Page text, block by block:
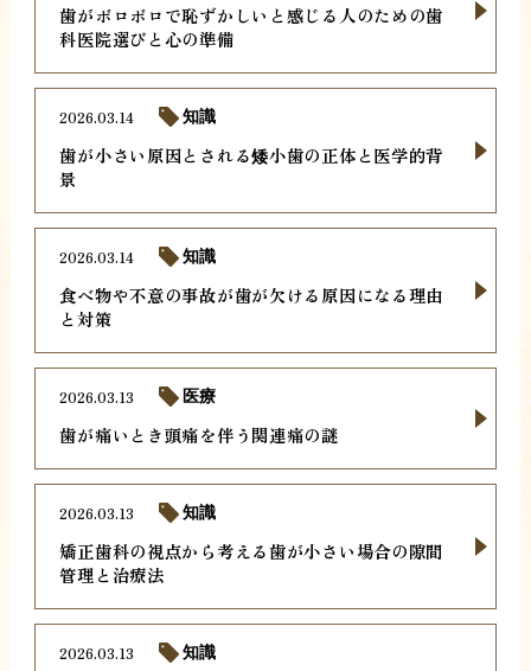
歯がボロボロで恥ずかしいと感じる人のための歯
科医院選びと心の準備
歯が小さい原因とされる矮小歯の正体と医学的背
景
2026.03.14 知識
食べ物や不意の事故が歯が欠ける原因になる理由
と対策
2026.03.14 知識
歯が痛いとき頭痛を伴う関連痛の謎
2026.03.13 医療
矯正歯科の視点から考える歯が小さい場合の隙間
管理と治療法
2026.03.13 知識
2026.03.13 知識